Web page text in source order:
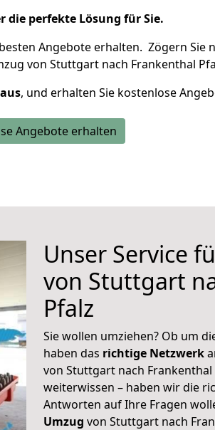
die perfekte Lösung für Sie.
Angebote erhalten. Zögern Sie
von Stuttgart nach Frankenthal
, und erhalten Sie kostenlose
Angebote erhalten
Unser Service
von Stuttgart
Pfalz
Sie wollen umziehen? Ob um
haben das richtige Netzwerk
von Stuttgart nach
weiterwissen – haben wir die
Antworten auf Ihre Fragen
Umzug von Stuttgart nach